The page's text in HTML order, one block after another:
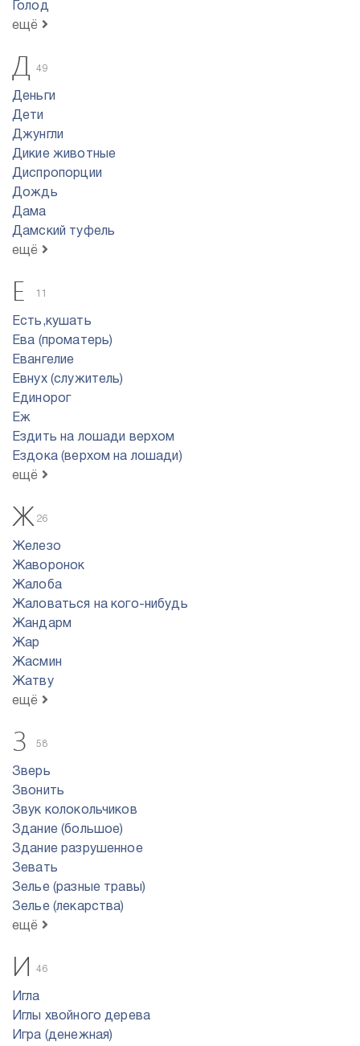
Голод
ещё
Д 49
Деньги
Дети
Джунгли
Дикие животные
Диспропорции
Дождь
Дама
Дамский туфель
ещё
Е 11
Есть,кушать
Ева (проматерь)
Евангелие
Евнух (служитель)
Единорог
Еж
Ездить на лошади верхом
Ездока (верхом на лошади)
ещё
Ж 26
Железо
Жаворонок
Жалоба
Жаловаться на кого-нибудь
Жандарм
Жар
Жасмин
Жатву
ещё
З 58
Зверь
Звонить
Звук колокольчиков
Здание (большое)
Здание разрушенное
Зевать
Зелье (разные травы)
Зелье (лекарства)
ещё
И 46
Игла
Иглы хвойного дерева
Игра (денежная)